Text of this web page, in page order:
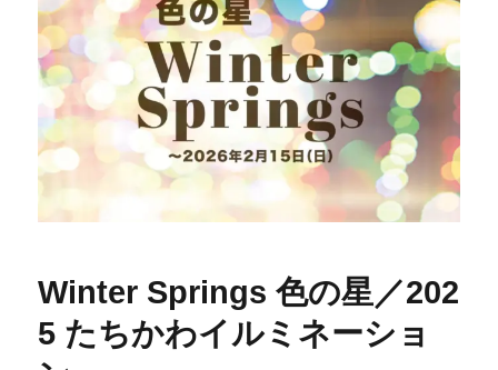
Winter Springs 色の星／202
5 たちかわイルミネーショ